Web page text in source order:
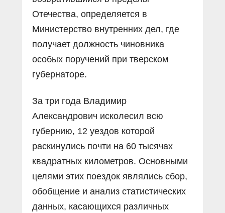
Отечества, определяется в
Министерство внутренних дел, где
получает должность чиновника
особых поручений при тверском
губернаторе.
За три года Владимир
Александрович исколесил всю
губернию, 12 уездов которой
раскинулись почти на 60 тысячах
квадратных километров. Основными
целями этих поездок являлись сбор,
обобщение и анализ статистических
данных, касающихся различных